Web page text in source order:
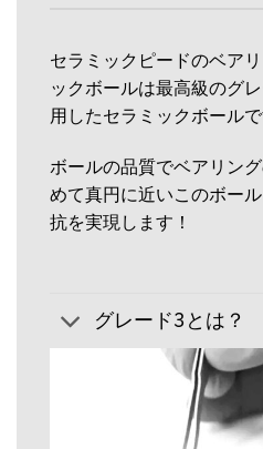
セラミックピードのベア
ックボールは最高級のグ
用したセラミックボールで
ボールの品質でベアリン
めて真円に近いこのボー
抗を実現します！
グレード3とは？